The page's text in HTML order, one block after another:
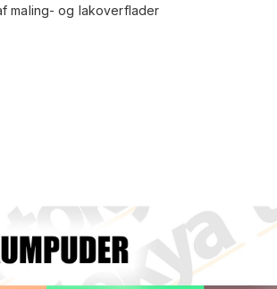
maling- og lakoverflader